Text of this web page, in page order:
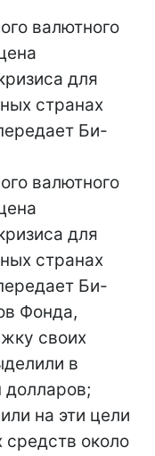
валютного
для
странах
Би-
валютного
для
странах
Би-
Фонда,
своих
в
на эти цели
средств около